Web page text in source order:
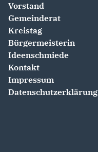
Vorstand
Gemeinderat
Kreistag
Bürgermeisterin
Ideenschmiede
Kontakt
Impressum
Datenschutzerklärung